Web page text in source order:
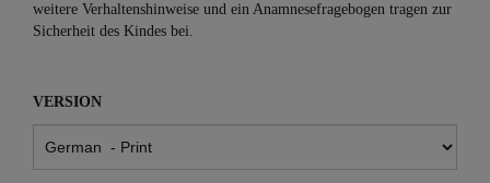
weitere Verhaltenshinweise und ein Anamnesefragebogen tragen zur
Sicherheit des Kindes bei.
VERSION